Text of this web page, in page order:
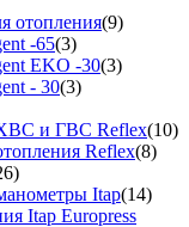
отопления(9)
-65(3)
EKO -30(3)
- 30(3)
и ГВС Reflex(10)
Reflex(8)
Itap(14)
Itap Europress